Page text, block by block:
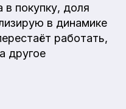
в покупку, доля
в динамике
работать,
другое